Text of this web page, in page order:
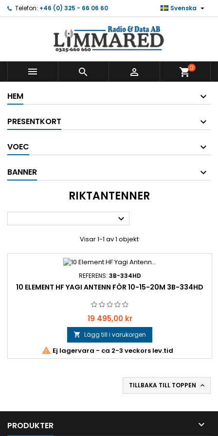
Telefon: +46 (0) 325 - 66 06 60 Svenska 
   shopping_cart0
HEM
PRESENTKORT
VOEC
BANNER
RIKTANTENNER

Visar 1-1 av 1 objekt
REFERENS: 3B-334HD
10 ELEMENT HF YAGI ANTENN FÖR 10-15-20M 3B-334HD
Pris
19 495,00 kr
 Lägg till i varukorgen
 Ej lagervara - ca 2-3 veckors lev.tid
TILLBAKA TILL TOPPEN 
PRODUKTER 